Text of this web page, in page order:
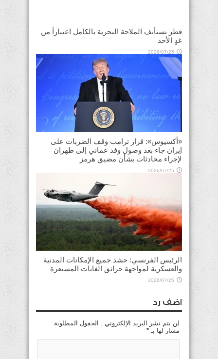
قطر تستأنف الملاحة البحرية بالكامل اعتباراً من
غدٍ الأحد
2026/07/25
«أكسيوس»: قرار ترامب وقف الضربات على
إيران جاء بعد وصول وفد عماني إلى طهران
لإجراء محادثات بشأن مضيق هرمز
2026/07/25
الرئيس الفرنسي: حشد جميع الإمكانات المدنية
والعسكرية لمواجهة حرائق الغابات المستعرة
2026/07/25
اضف رد
لن يتم نشر البريد الإلكتروني . الحقول المطلوبة
مشار لها بـ *